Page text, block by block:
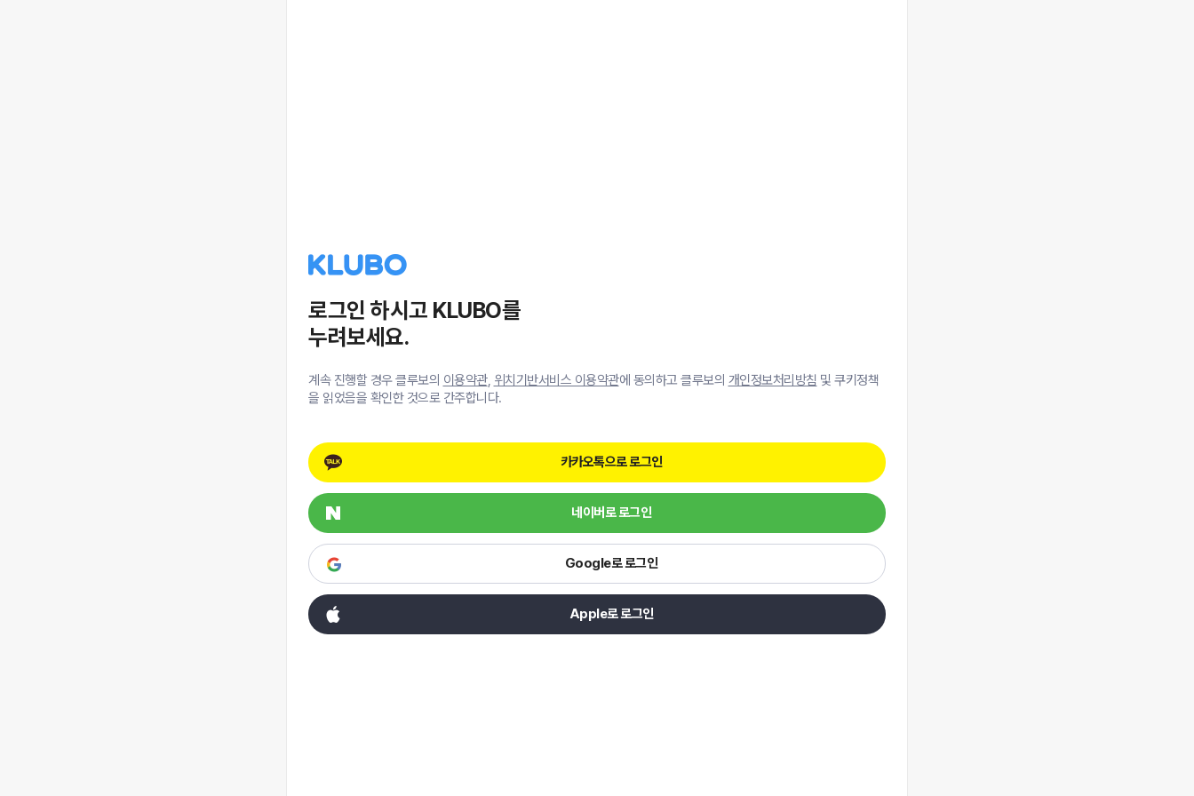
로그인 하시고 KLUBO를
누려보세요.
계속 진행할 경우 클루보의 이용약관, 위치기반서비스 이용약관에 동의하고 클루보의 개인정보처리방침 및 쿠키정책
을 읽었음을 확인한 것으로 간주합니다.
카카오톡으로 로그인
네이버로 로그인
Google로 로그인
Apple로 로그인